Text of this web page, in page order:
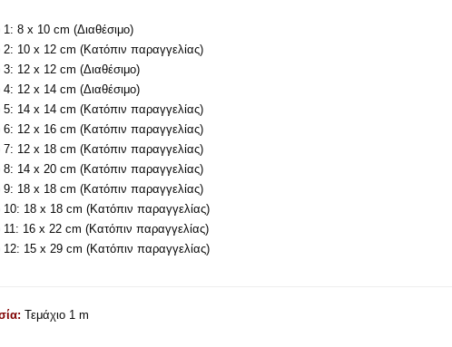
1: 8 x 10 cm (Διαθέσιμο)
2: 10 x 12 cm (Κατόπιν παραγγελίας)
3: 12 x 12 cm (Διαθέσιμο)
4: 12 x 14 cm (Διαθέσιμο)
5: 14 x 14 cm (Κατόπιν παραγγελίας)
6: 12 x 16 cm (Κατόπιν παραγγελίας)
7: 12 x 18 cm (Κατόπιν παραγγελίας)
8: 14 x 20 cm (Κατόπιν παραγγελίας)
9: 18 x 18 cm (Κατόπιν παραγγελίας)
10: 18 x 18 cm (Κατόπιν παραγγελίας)
11: 16 x 22 cm (Κατόπιν παραγγελίας)
12: 15 x 29 cm (Κατόπιν παραγγελίας)
Τεμάχιο 1 m